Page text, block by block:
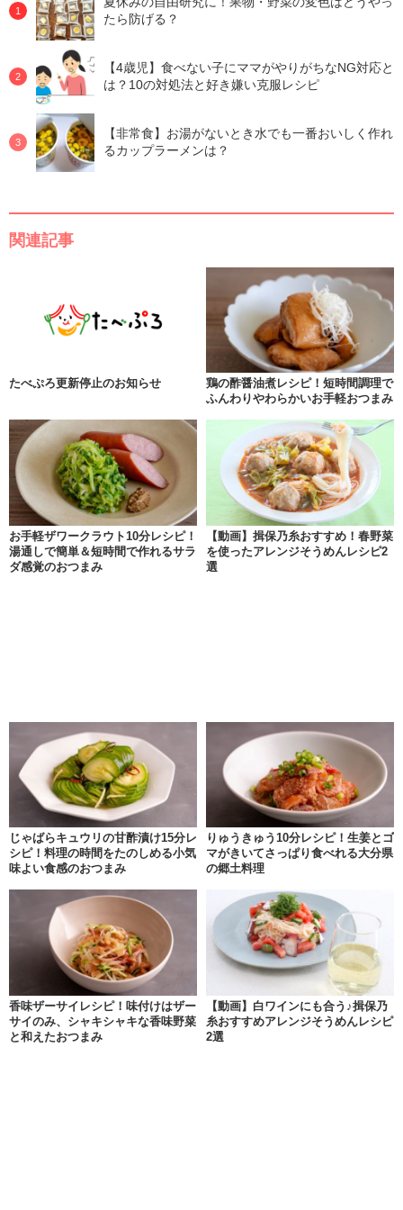
たら防げる？
【4歳児】食べない子にママがやりがちなNG対応と
は？10の対処法と好き嫌い克服レシピ
【非常食】お湯がないとき水でも一番おいしく作れ
るカップラーメンは？
関連記事
たべぷろ更新停止のお知らせ
鶏の酢醤油煮レシピ！短時間調理で
ふんわりやわらかいお手軽おつまみ
お手軽ザワークラウト10分レシピ！
湯通しで簡単＆短時間で作れるサラ
ダ感覚のおつまみ
【動画】揖保乃糸おすすめ！春野菜
を使ったアレンジそうめんレシピ2
選
じゃばらキュウリの甘酢漬け15分レ
シピ！料理の時間をたのしめる小気
味よい食感のおつまみ
りゅうきゅう10分レシピ！生姜とゴ
マがきいてさっぱり食べれる大分県
の郷土料理
香味ザーサイレシピ！味付けはザー
サイのみ、シャキシャキな香味野菜
と和えたおつまみ
【動画】白ワインにも合う♪揖保乃
糸おすすめアレンジそうめんレシピ
2選